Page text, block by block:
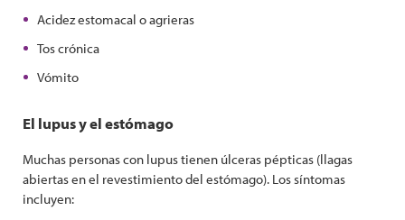
Acidez estomacal o agrieras
Tos crónica
Vómito
El lupus y el estómago
Muchas personas con lupus tienen úlceras pépticas (llagas
abiertas en el revestimiento del estómago). Los síntomas
incluyen: